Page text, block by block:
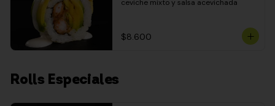
ceviche mixto y salsa acevichada
$8.600
Rolls Especiales